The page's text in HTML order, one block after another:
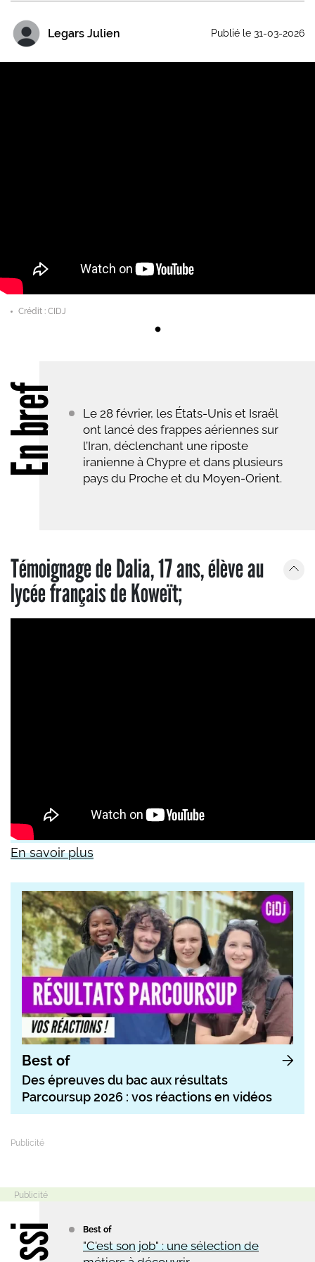
Legars Julien Publié le 31-03-2026
bref
Le 28 février, les États-Unis et Israël
ont lancé des frappes aériennes sur
l’Iran, déclenchant une riposte
iranienne à Chypre et dans plusieurs
pays du Proche et du Moyen-Orient.
Crédit : CIDJ
Témoignage de Dalia, 17 ans, élève au
lycée français de Koweït;
En savoir plus
Best of
Des épreuves du bac aux résultats
Parcoursup 2026 : vos réactions en vidéos
Best of
"C'est son job" : une sélection de